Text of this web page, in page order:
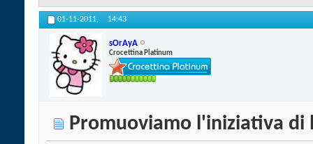
01-11-2011, 14:43
sOrAyA
Crocettina Platinum
Promuoviamo l'iniziativa di